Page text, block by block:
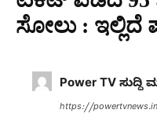
ಸೋಲು : ಇಲ್ಲಿದೆ
Power TV ಸುದ್ದಿ
https://powertvnews.in